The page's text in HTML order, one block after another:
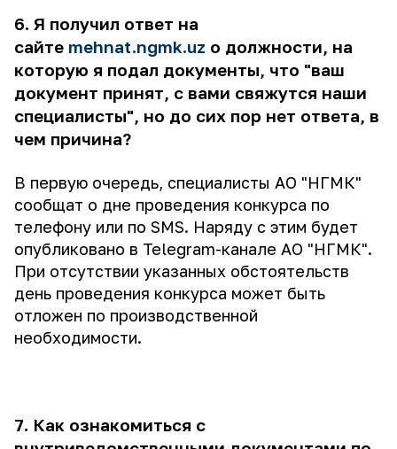
6. Я получил ответ на
сайте mehnat.ngmk.uz о должности, на
которую я подал документы, что "ваш
документ принят, с вами свяжутся наши
специалисты", но до сих пор нет ответа, в
чем причина?
В первую очередь, специалисты АО "НГМК"
сообщат о дне проведения конкурса по
телефону или по SMS. Наряду с этим будет
опубликовано в Telegram-канале АО "НГМК".
При отсутствии указанных обстоятельств
день проведения конкурса может быть
отложен по производственной
необходимости.
7. Как ознакомиться с